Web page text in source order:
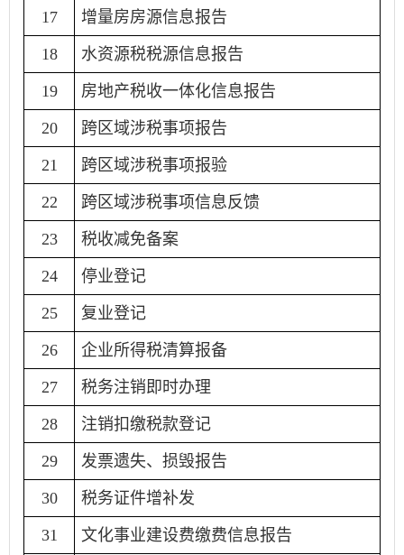
17 增量房房源信息报告
18 水资源税税源信息报告
19 房地产税收一体化信息报告
20 跨区域涉税事项报告
21 跨区域涉税事项报验
22 跨区域涉税事项信息反馈
23 税收减免备案
24 停业登记
25 复业登记
26 企业所得税清算报备
27 税务注销即时办理
28 注销扣缴税款登记
29 发票遗失、损毁报告
30 税务证件增补发
31 文化事业建设费缴费信息报告